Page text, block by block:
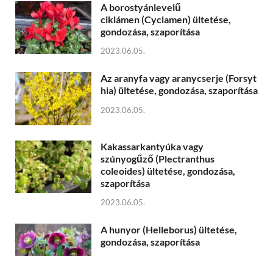
A borostyánlevelű
ciklámen (Cyclamen) ültetése,
gondozása, szaporítása
2023.06.05.
Az aranyfa vagy aranycserje (Forsyt
hia) ültetése, gondozása, szaporítása
2023.06.05.
Kakassarkantyúka vagy
szúnyogűző (Plectranthus
coleoides) ültetése, gondozása,
szaporítása
2023.06.05.
A hunyor (Helleborus) ültetése,
gondozása, szaporítása